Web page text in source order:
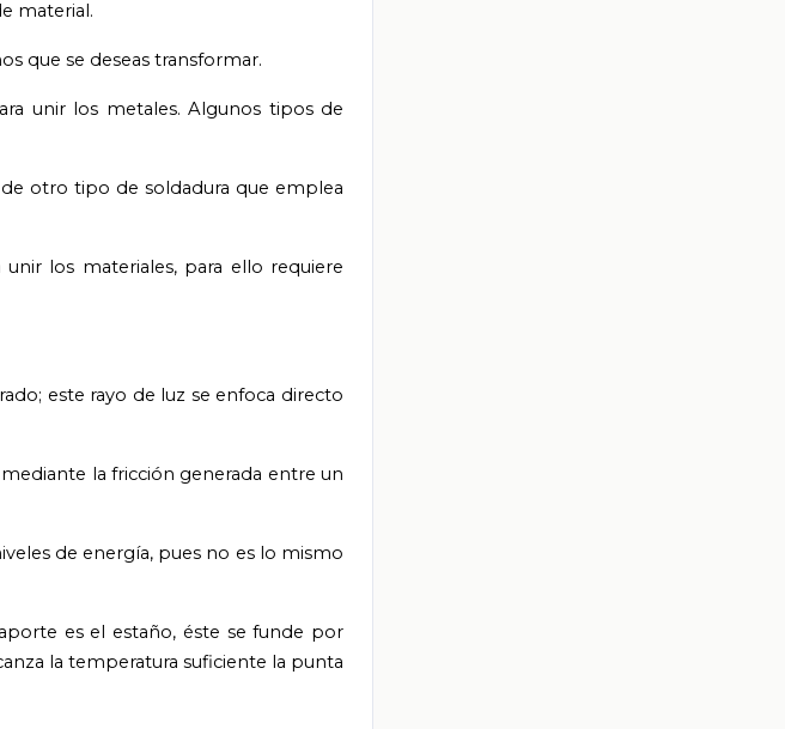
material.
que se deseas transformar.
unir los metales. Algunos tipos de
otro tipo de soldadura que emplea
los materiales, para ello requiere
este rayo de luz se enfoca directo
la fricción generada entre un
de energía, pues no es lo mismo
es el estaño, éste se funde por
la temperatura suficiente la punta